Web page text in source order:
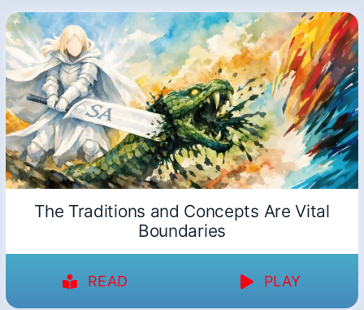
The Traditions and Concepts Are Vital
Boundaries
READ PLAY